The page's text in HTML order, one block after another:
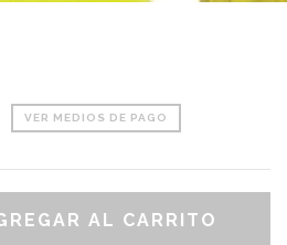
VER MEDIOS DE PAGO